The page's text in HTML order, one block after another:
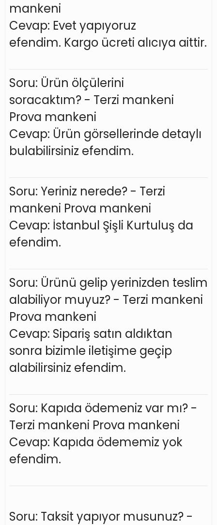
mankeni
Cevap: Evet yapıyoruz
efendim. Kargo ücreti alıcıya aittir.
Soru: Ürün ölçülerini
soracaktım? - Terzi mankeni
Prova mankeni
Cevap: Ürün görsellerinde detaylı
bulabilirsiniz efendim.
Soru: Yeriniz nerede? - Terzi
mankeni Prova mankeni
Cevap: İstanbul Şişli Kurtuluş da
efendim.
Soru: Ürünü gelip yerinizden teslim
alabiliyor muyuz? - Terzi mankeni
Prova mankeni
Cevap: Sipariş satın aldıktan
sonra bizimle iletişime geçip
alabilirsiniz efendim.
Soru: Kapıda ödemeniz var mı? -
Terzi mankeni Prova mankeni
Cevap: Kapıda ödememiz yok
efendim.
Soru: Taksit yapıyor musunuz? -